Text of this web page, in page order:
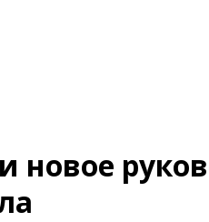
новое